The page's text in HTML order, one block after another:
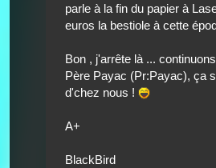
parle à la fin du papier à
euros la bestiole à cette
Bon , j'arrête là ...
Père Payac (Pr:Payac), ça
d'chez nous !
A+
BlackBird